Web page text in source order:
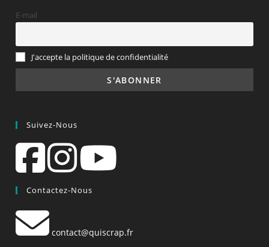
E-mail
J'accepte la politique de confidentialité
Suivez-Nous
Contactez-Nous
contact@quiscrap.fr